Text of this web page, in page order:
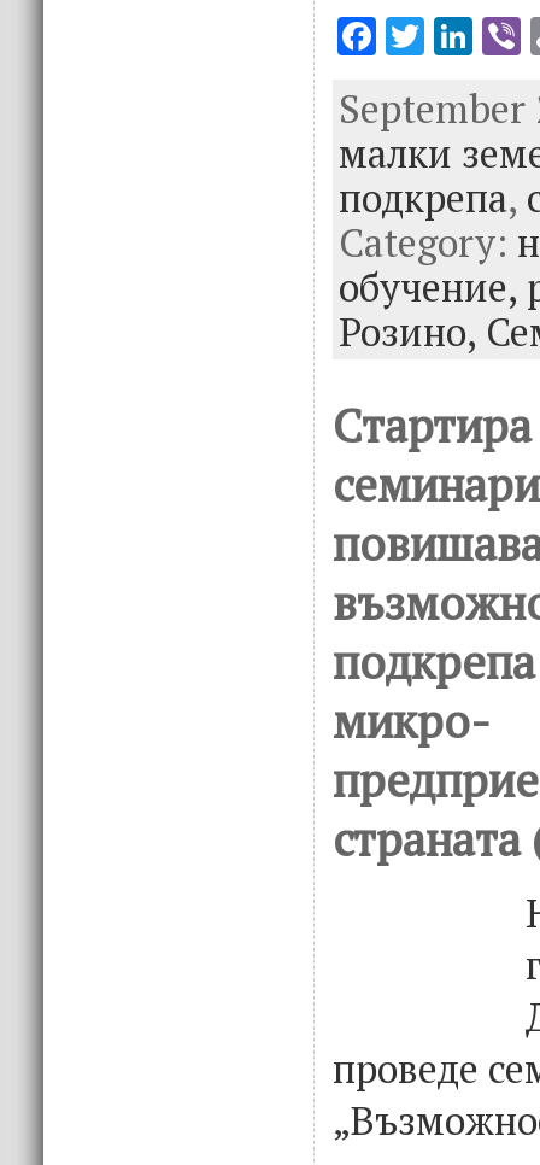
F
e
b
o
o
k
T
it
te
r
Li
k
e
dI
n
September
малки
подкрепа,
Category:
обучение,
Розино,
микро-
проведе